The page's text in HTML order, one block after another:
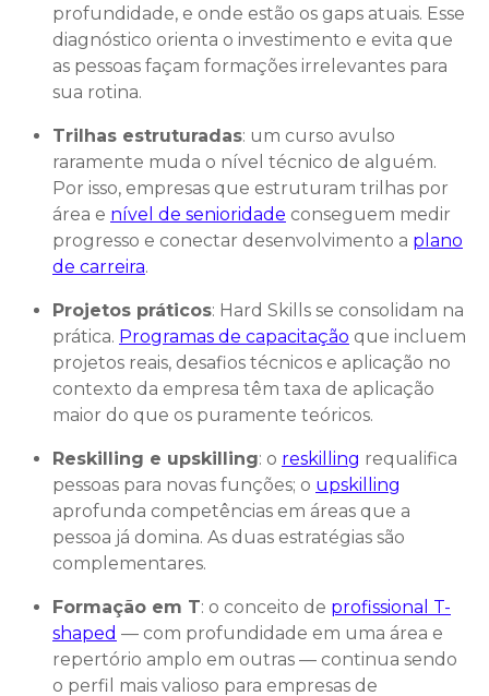
profundidade, e onde estão os gaps atuais. Esse
diagnóstico orienta o investimento e evita que
as pessoas façam formações irrelevantes para
sua rotina.
Trilhas estruturadas: um curso avulso
raramente muda o nível técnico de alguém.
Por isso, empresas que estruturam trilhas por
área e nível de senioridade conseguem medir
progresso e conectar desenvolvimento a plano
de carreira.
Projetos práticos: Hard Skills se consolidam na
prática. Programas de capacitação que incluem
projetos reais, desafios técnicos e aplicação no
contexto da empresa têm taxa de aplicação
maior do que os puramente teóricos.
Reskilling e upskilling: o reskilling requalifica
pessoas para novas funções; o upskilling
aprofunda competências em áreas que a
pessoa já domina. As duas estratégias são
complementares.
Formação em T: o conceito de profissional T-
shaped — com profundidade em uma área e
repertório amplo em outras — continua sendo
o perfil mais valioso para empresas de